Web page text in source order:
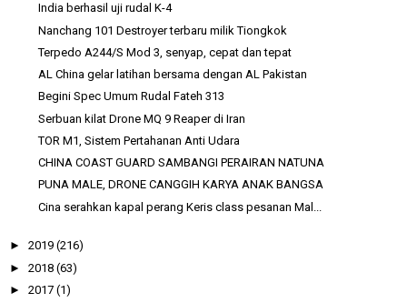
India berhasil uji rudal K-4
Nanchang 101 Destroyer terbaru milik Tiongkok
Terpedo A244/S Mod 3, senyap, cepat dan tepat
AL China gelar latihan bersama dengan AL Pakistan
Begini Spec Umum Rudal Fateh 313
Serbuan kilat Drone MQ 9 Reaper di Iran
TOR M1, Sistem Pertahanan Anti Udara
CHINA COAST GUARD SAMBANGI PERAIRAN NATUNA
PUNA MALE, DRONE CANGGIH KARYA ANAK BANGSA
Cina serahkan kapal perang Keris class pesanan Mal...
► 2019 (216)
► 2018 (63)
► 2017 (1)